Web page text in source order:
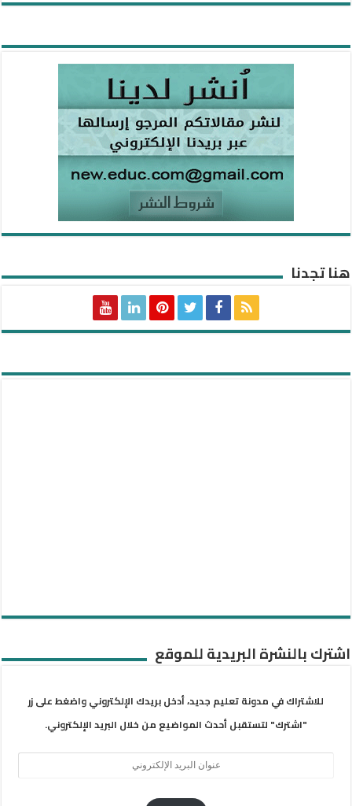
هنا تجدنا
اشترك بالنشرة البريدية للموقع
للاشتراك في مدونة تعليم جديد، أدخل بريدك الإلكتروني واضغط على زر
"اشترك" لتستقبل أحدث المواضيع من خلال البريد الإلكتروني.